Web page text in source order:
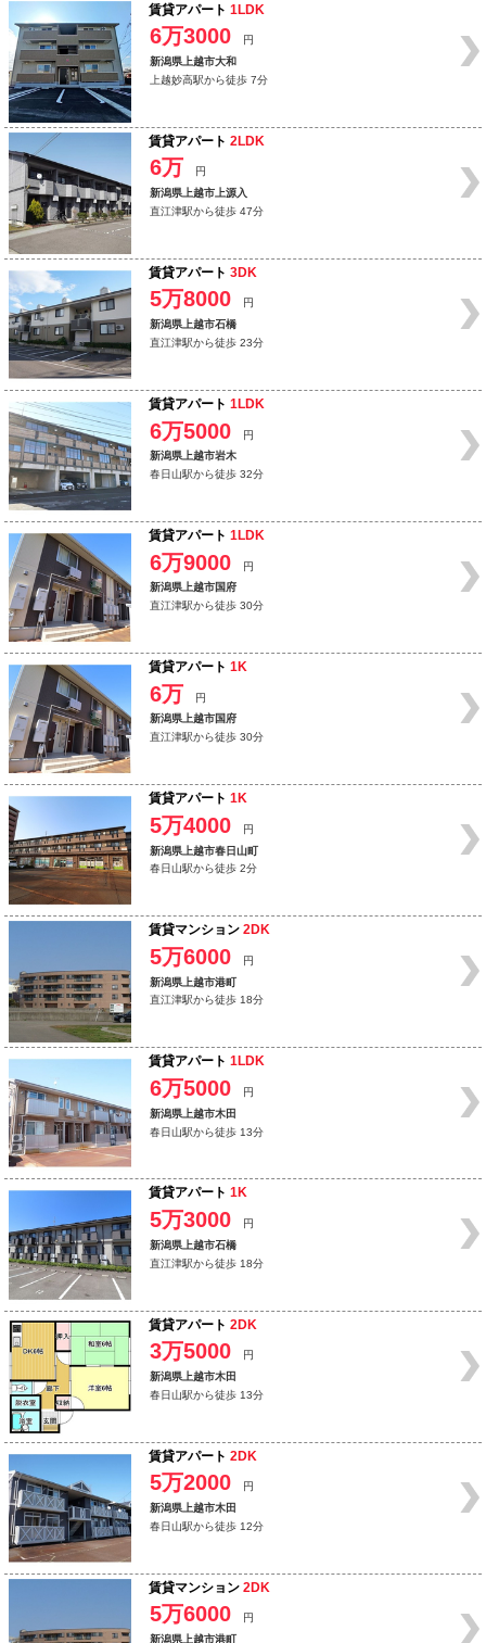
賃貸アパート 1LDK
6万3000
円
新潟県上越市大和
上越妙高駅から徒歩 7分
賃貸アパート 2LDK
6万
円
新潟県上越市上源入
直江津駅から徒歩 47分
賃貸アパート 3DK
5万8000
円
新潟県上越市石橋
直江津駅から徒歩 23分
賃貸アパート 1LDK
6万5000
円
新潟県上越市岩木
春日山駅から徒歩 32分
賃貸アパート 1LDK
6万9000
円
新潟県上越市国府
直江津駅から徒歩 30分
賃貸アパート 1K
6万
円
新潟県上越市国府
直江津駅から徒歩 30分
賃貸アパート 1K
5万4000
円
新潟県上越市春日山町
春日山駅から徒歩 2分
賃貸マンション 2DK
5万6000
円
新潟県上越市港町
直江津駅から徒歩 18分
賃貸アパート 1LDK
6万5000
円
新潟県上越市木田
春日山駅から徒歩 13分
賃貸アパート 1K
5万3000
円
新潟県上越市石橋
直江津駅から徒歩 18分
賃貸アパート 2DK
3万5000
円
新潟県上越市木田
春日山駅から徒歩 13分
賃貸アパート 2DK
5万2000
円
新潟県上越市木田
春日山駅から徒歩 12分
賃貸マンション 2DK
5万6000
円
新潟県上越市港町